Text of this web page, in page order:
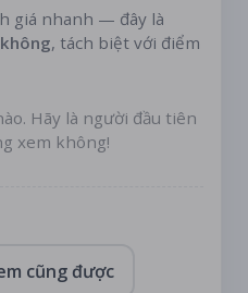
giá nhanh — đây là
, tách biệt với điểm
Hãy là người đầu tiên
xem không!
cũng được